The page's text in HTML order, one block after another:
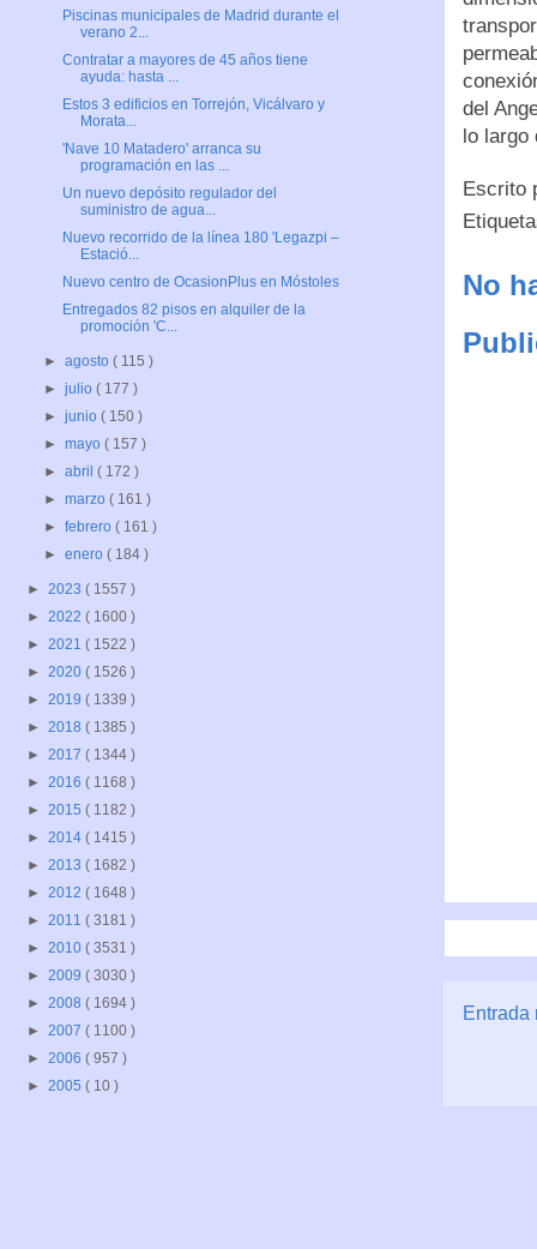
del
lo largo
Escrito
No
Entrada
Piscinas municipales de Madrid durante el
verano 2...
Contratar a mayores de 45 años tiene
ayuda: hasta ...
Estos 3 edificios en Torrejón, Vicálvaro y
Morata...
'Nave 10 Matadero' arranca su
programación en las ...
Un nuevo depósito regulador del
suministro de agua...
Nuevo recorrido de la línea 180 'Legazpi –
Estació...
Nuevo centro de OcasionPlus en Móstoles
Entregados 82 pisos en alquiler de la
promoción 'C...
►agosto( 115 )
►julio( 177 )
►junio( 150 )
►mayo( 157 )
►abril( 172 )
►marzo( 161 )
►febrero( 161 )
►enero( 184 )
► 2023 ( 1557 )
► 2022 ( 1600 )
► 2021 ( 1522 )
► 2020 ( 1526 )
► 2019 ( 1339 )
► 2018 ( 1385 )
► 2017 ( 1344 )
► 2016 ( 1168 )
► 2015 ( 1182 )
► 2014 ( 1415 )
► 2013 ( 1682 )
► 2012 ( 1648 )
► 2011 ( 3181 )
► 2010 ( 3531 )
► 2009 ( 3030 )
► 2008 ( 1694 )
► 2007 ( 1100 )
► 2006 ( 957 )
► 2005 ( 10 )